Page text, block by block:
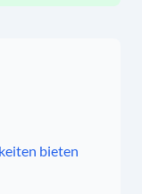
bieten